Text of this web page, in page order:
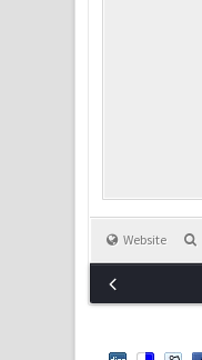
Website